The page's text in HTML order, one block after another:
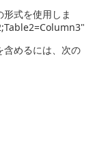
式を使用しま
含めるには、次の